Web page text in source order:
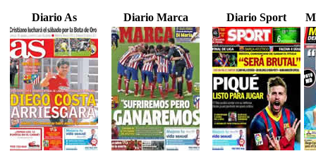
Diario As Diario Marca Diario Sport